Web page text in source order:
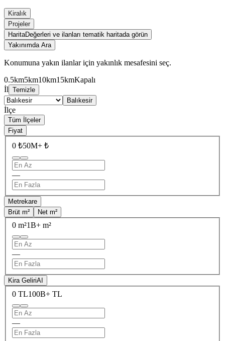
Kiralık
Projeler
HaritaDeğerleri ve ilanları tematik haritada görün
Yakınımda Ara
Konumuna yakın ilanlar için yakınlık mesafesini seç.
0.5km5km10km15kmKapalı
İl Temizle
Balıkesir
İlçe
Tüm İlçeler
Fiyat
0 ₺50M+ ₺
—
Metrekare
Brüt m²
Net m²
0 m²1B+ m²
—
Kira GeliriAI
0 TL100B+ TL
—